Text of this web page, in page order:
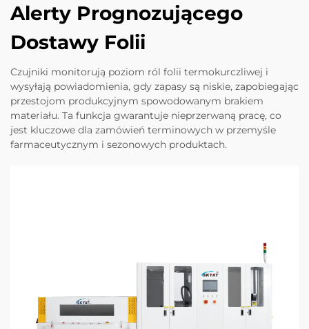
Alerty Prognozującego
Dostawy Folii
Czujniki monitorują poziom ról folii termokurczliwej i
wysyłają powiadomienia, gdy zapasy są niskie, zapobiegając
przestojom produkcyjnym spowodowanym brakiem
materiału. Ta funkcja gwarantuje nieprzerwaną pracę, co
jest kluczowe dla zamówień terminowych w przemyśle
farmaceutycznym i sezonowych produktach.